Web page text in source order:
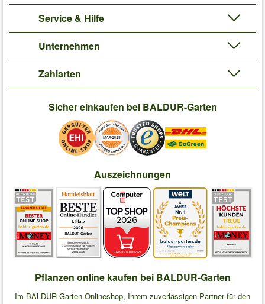
Service & Hilfe
Unternehmen
Zahlarten
Sicher einkaufen bei BALDUR-Garten
Auszeichnungen
Pflanzen online kaufen bei BALDUR-Garten
Im BALDUR-Garten Onlineshop, Ihrem zuverlässigen Partner für den